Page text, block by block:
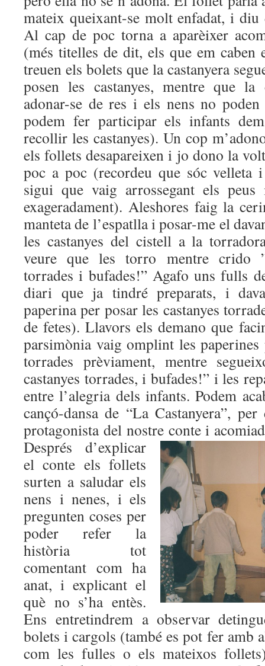
mateix queixant-se molt enfadat, i diu
Al cap de poc torna a aparèixer
(més titelles de dit, els que em
treuen els bolets que la castanyera
posen les castanyes, mentre que la
adonar-se de res i els nens no
podem fer participar els infants
recollir les castanyes). Un cop
els follets desapareixen i jo dono la
poc a poc (recordeu que sóc velleta
sigui que vaig arrossegant els peus
exageradament). Aleshores faig la
manteta de l’espatlla i posar-me el
les castanyes del cistell a la
veure que les torro mentre crido
torrades i bufades!” Agafo uns fulls
diari que ja tindré preparats, i
paperina per posar les castanyes
de fetes). Llavors els demano que
parsimònia vaig omplint les
torrades prèviament, mentre
castanyes torrades, i bufades!” i les
entre l’alegria dels infants. Podem
cançó-dansa de “La Castanyera”,
protagonista del nostre conte i
Després d’explicar
el conte els follets
surten a saludar els
nens i nenes, i els
pregunten coses per
poder refer la
història tot
comentant com ha
anat, i explicant el
què no s’ha entès.
Ens entretindrem a observar
bolets i cargols (també es pot fer amb
com les fulles o els mateixos